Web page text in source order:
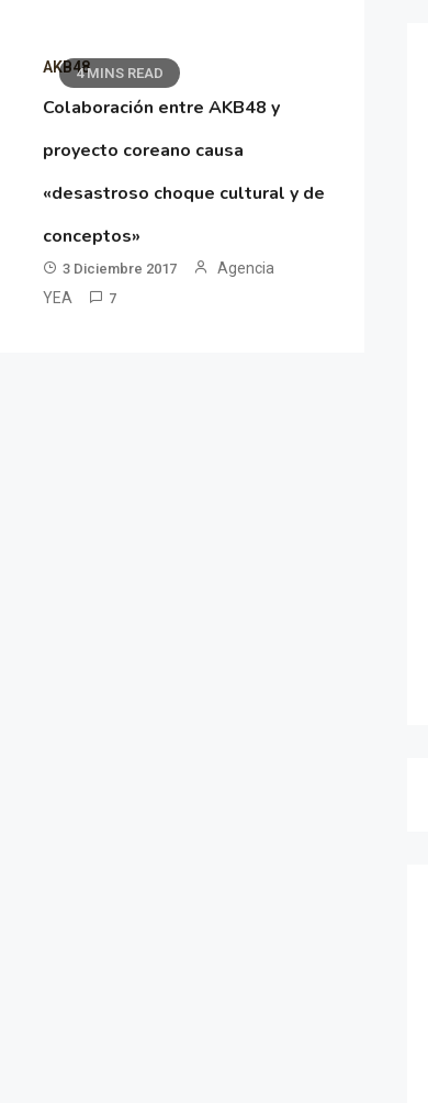
4 MINS READ
AKB48
Colaboración entre AKB48 y
proyecto coreano causa
«desastroso choque cultural y de
conceptos»
3 Diciembre 2017
Agencia
YEA
7